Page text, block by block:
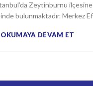
Zeytinburnu
bulunmaktadır. Merkez
OKUMAYA DEVAM ET